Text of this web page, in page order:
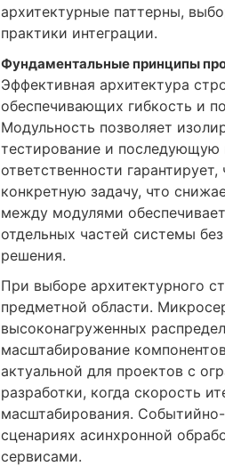
архитектурные паттерны,
практики интеграции.
Фундаментальные принципы
Эффективная архитектура
обеспечивающих гибкость и
Модульность позволяет
тестирование и
ответственности
конкретную задачу, что
между модулями
отдельных частей системы
решения.
При выборе архитектурного
предметной области.
высоконагруженных
масштабирование
актуальной для проектов с
разработки, когда скорость
масштабирования.
сценариях асинхронной
сервисами.